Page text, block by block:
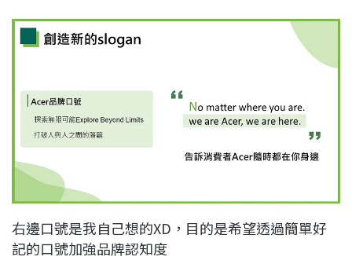
右邊口號是我自己想的XD，目的是希望透過簡單好
記的口號加強品牌認知度